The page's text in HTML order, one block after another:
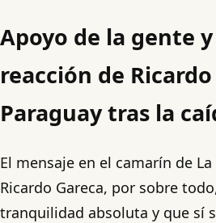
Apoyo de la gente
reacción de
Paraguay tras la
El mensaje en el camarín de
Ricardo Gareca, por sobre
tranquilidad absoluta y que sí